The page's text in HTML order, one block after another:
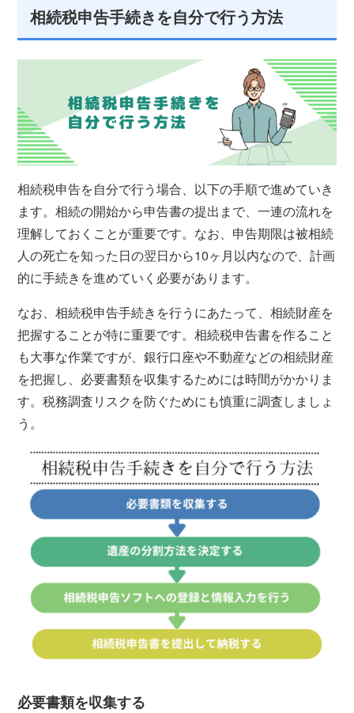
相続税申告手続きを自分で行う方法
相続税申告を自分で行う場合、以下の手順で進めていき
ます。相続の開始から申告書の提出まで、一連の流れを
理解しておくことが重要です。なお、申告期限は被相続
人の死亡を知った日の翌日から10ヶ月以内なので、計画
的に手続きを進めていく必要があります。
なお、相続税申告手続きを行うにあたって、相続財産を
把握することが特に重要です。相続税申告書を作ること
も大事な作業ですが、銀行口座や不動産などの相続財産
を把握し、必要書類を収集するためには時間がかかりま
す。税務調査リスクを防ぐためにも慎重に調査しましょ
う。
必要書類を収集する